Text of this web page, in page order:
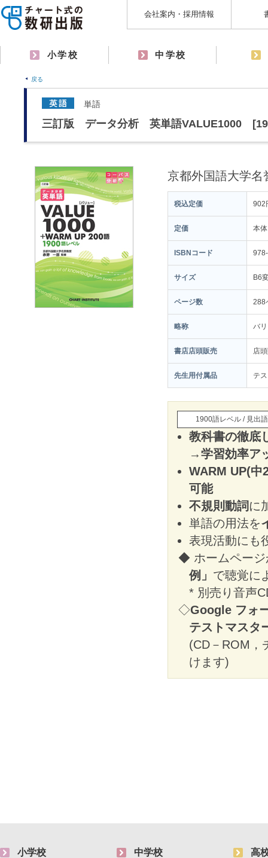
会社案内・採用情報
小学校 中学校
戻る
単語
三訂版 データ分析 英単語VALUE1000
京都外国語大学
税込定価 902
定価 本
ISBNコード
サイズ B6
ページ数 288
略称 バ
書店店頭販売 店
先生用付属品 テ
1900語レベル / 見出
教科書の徹底
→学習効率ア
WARM UP(
可能
不規則動詞に
単語の用法を
表現活動にも
◆ ホームページ
例」 で聴覚に
* 別売り音声
◇Google フォ
テストマスタ
(CD－ROM，
けます)
小学校 中学校 高